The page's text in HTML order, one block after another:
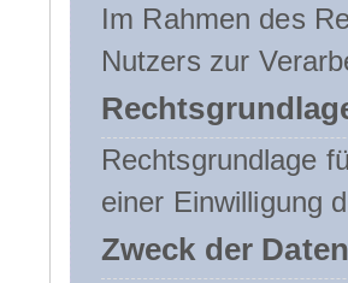
Im Rahmen des
Nutzers zur
Rechtsgrundlage
einer Einwilligung
Zweck der